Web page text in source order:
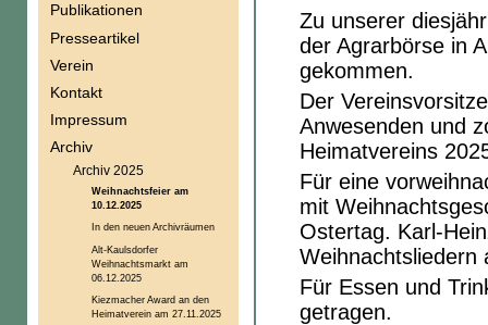
Zu unserer
der Agrarbörse in
gekommen.
Der
Anwesenden und
Heimatvereins
Für eine
mit
Ostertag. Karl-
Weihnachtsliedern
Für Essen und
getragen.
Publikationen
Presseartikel
Verein
Kontakt
Impressum
Archiv
Archiv 2025
Weihnachtsfeier am
10.12.2025
In den neuen Archivräumen
Alt-Kaulsdorfer
Weihnachtsmarkt am
06.12.2025
Kiezmacher Award an den
Heimatverein am 27.11.2025